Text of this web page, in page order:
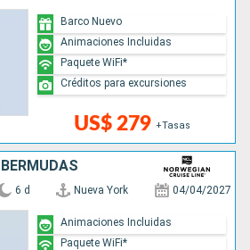
US$ 279 +Tasas
Barco Nuevo
Animaciones Incluidas
Paquete WiFi*
Créditos para excursiones
6 d Nueva York 04/04/2027
Animaciones Incluidas
Paquete WiFi*